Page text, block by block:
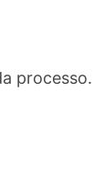
processo.